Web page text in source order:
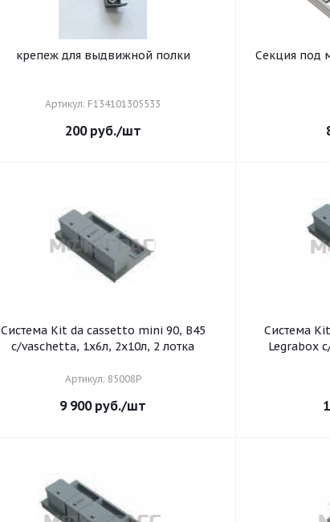
крепеж для выдвижной полки
Артикул: F134101305533
200руб./шт
Секция под
Система Kit da cassetto mini 90, B45
c/vaschetta, 1х6л, 2х10л, 2 лотка
Артикул: 85008P
9 900руб./шт
Система
Legrabox c/vaschetta, 1х6л, 3х10л, 3